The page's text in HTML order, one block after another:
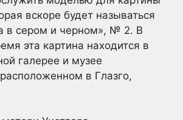
вскоре будет называться
в сером и черном», № 2. В
эта картина находится в
галерее и музее
в Глазго,